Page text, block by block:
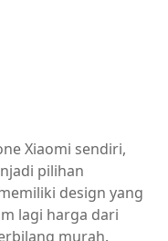
Xiaomi sendiri,
pilihan
design yang
lagi harga dari
murah.